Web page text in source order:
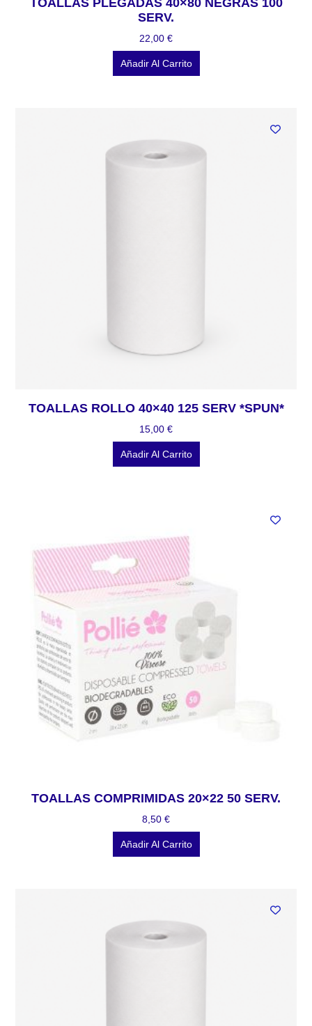
TOALLAS PLEGADAS 40×80 NEGRAS 100
SERV.
22,00 €
Añadir Al Carrito
TOALLAS ROLLO 40×40 125 SERV *SPUN*
15,00 €
Añadir Al Carrito
TOALLAS COMPRIMIDAS 20×22 50 SERV.
8,50 €
Añadir Al Carrito